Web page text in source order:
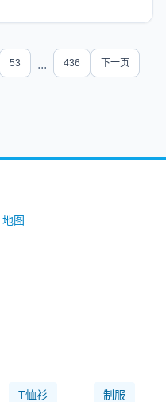
53 ... 436 下一页
地图
T恤衫 制服